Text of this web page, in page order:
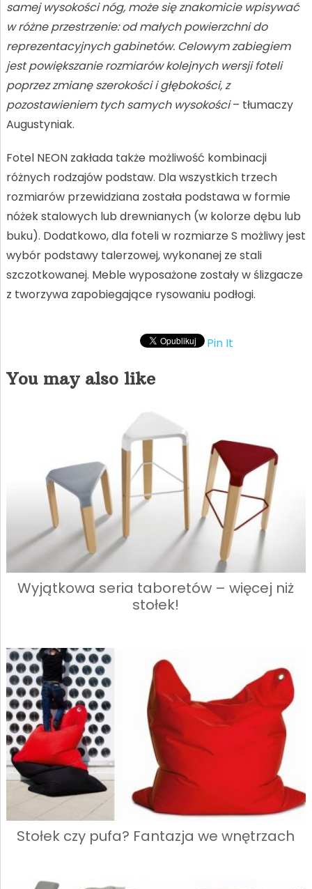
samej wysokości nóg, może się znakomicie wpisywać
w różne przestrzenie: od małych powierzchni do
reprezentacyjnych gabinetów. Celowym zabiegiem
jest powiększanie rozmiarów kolejnych wersji foteli
poprzez zmianę szerokości i głębokości,z
pozostawieniem tych samych wysokości– tłumaczy
Augustyniak.
Fotel NEON zakłada także możliwość kombinacji
różnych rodzajów podstaw. Dla wszystkich trzech
rozmiarów przewidziana została podstawa w formie
nóżek stalowych lub drewnianych (w kolorze dębu lub
buku). Dodatkowo, dla foteli w rozmiarze S możliwy jest
wybór podstawy talerzowej, wykonanej ze stali
szczotkowanej. Meble wyposażone zostały w ślizgacze
z tworzywa zapobiegające rysowaniu podłogi.
Pin It
You may also like
Wyjątkowa seria taboretów – więcej niż
stołek!
Stołek czy pufa? Fantazja we wnętrzach